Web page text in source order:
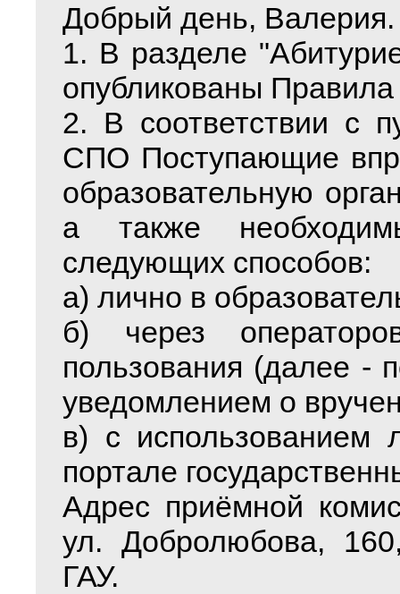
Добрый день, Валерия.
1. В разделе
опубликованы
2. В соответствии с
СПО Поступающие
образовательную
а также
следующих способов:
а) лично в
б) через
пользования (далее -
уведомлением о
в) с использованием
портале
Адрес приёмной
ул. Добролюбова,
ГАУ.